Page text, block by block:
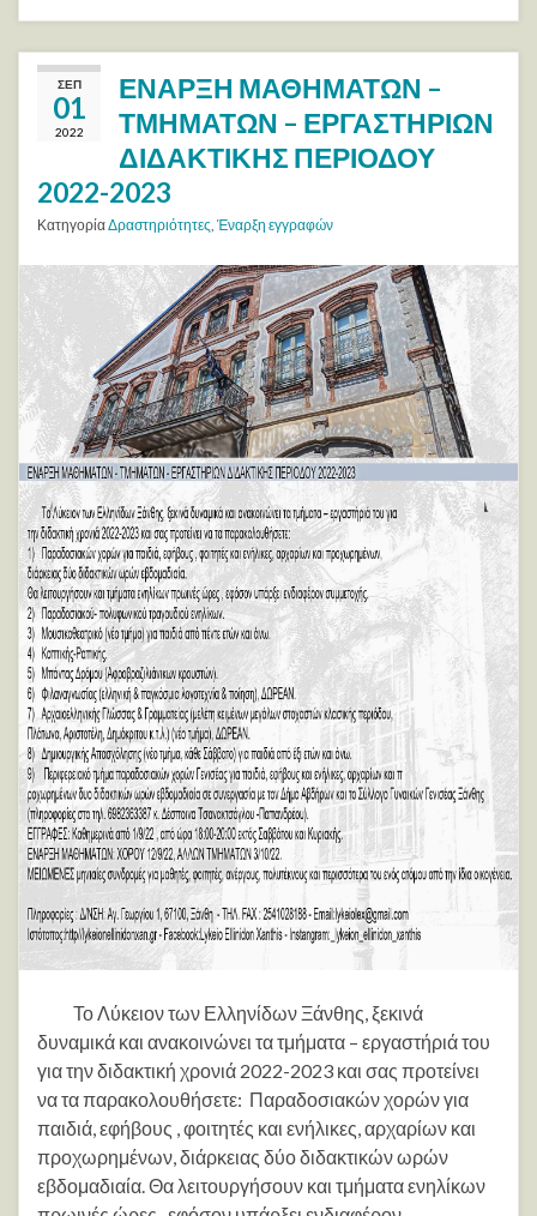
ΣΕΠ
01
2022
ΕΝΑΡΞΗ ΜΑΘΗΜΑΤΩΝ –
ΤΜΗΜΑΤΩΝ – ΕΡΓΑΣΤΗΡΙΩΝ
ΔΙΔΑΚΤΙΚΗΣ ΠΕΡΙΟΔΟΥ
2022-2023
ΚατηγορίαΔραστηριότητες Έναρξη εγγραφών
Το Λύκειον των Ελληνίδων Ξάνθης, ξεκινά
δυναμικά και ανακοινώνει τα τμήματα – εργαστήριά του
για την διδακτική χρονιά 2022-2023 και σας προτείνει
να τα παρακολουθήσετε: Παραδοσιακών χορών για
παιδιά, εφήβους , φοιτητές και ενήλικες, αρχαρίων και
προχωρημένων, διάρκειας δύο διδακτικών ωρών
εβδομαδιαία. Θα λειτουργήσουν και τμήματα ενηλίκων